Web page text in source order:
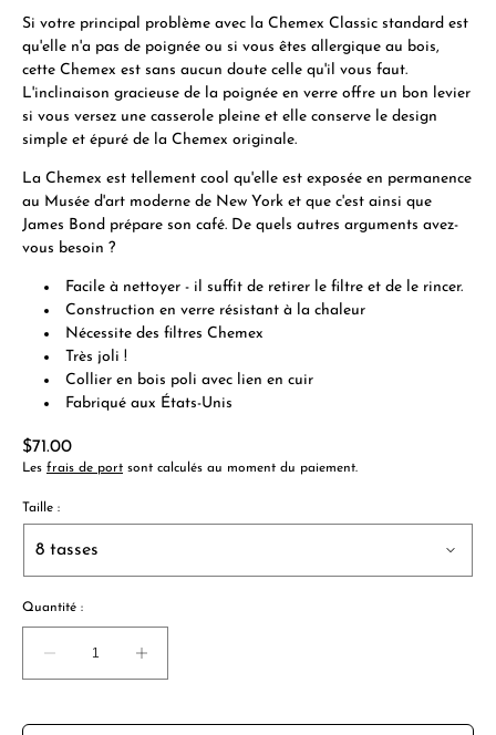
Si votre principal problème avec la Chemex Classic standard est
qu'elle n'a pas de poignée ou si vous êtes allergique au bois,
cette Chemex est sans aucun doute celle qu'il vous faut.
L'inclinaison gracieuse de la poignée en verre offre un bon levier
si vous versez une casserole pleine et elle conserve le design
simple et épuré de la Chemex originale.
La Chemex est tellement cool qu'elle est exposée en permanence
au Musée d'art moderne de New York et que c'est ainsi que
James Bond prépare son café. De quels autres arguments avez-
vous besoin ?
Facile à nettoyer - il suffit de retirer le filtre et de le rincer.
Construction en verre résistant à la chaleur
Nécessite des filtres Chemex
Très joli !
Collier en bois poli avec lien en cuir
Fabriqué aux États-Unis
Prix
normal
$71.00
Les frais de port sont calculés au moment du paiement.
Taille :
Quantité :
Diminuer
la
pour
Augmentation
de
pour